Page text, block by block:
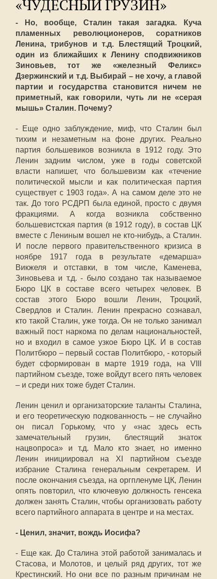
«ЧУДЕСНЫЙ ГРУЗИН»
- Но, вообще, Сталин такая загадка. Куча
пламенных революционеров, соратников
Ленина, трибунов и т.д. Блестящий Троцкий,
один из ближайших к Ленину сподвижников
Зиновьев, тот же «железный Феликс»
Дзержинский и т.д. Выбирай – не хочу, а главой
партии и государства становится ничем не
приметный, как говорили, чуть ли не «серая
мышь» Сталин. Почему?
- Еще одно заблуждение, миф, что Сталин был
тихим и незаметным на фоне других. Реально
партия большевиков возникла в 1912 году. Это
Ленин задним числом, уже в годы советской
власти напишет, что большевизм как «течение
политической мысли и как политическая партия
существует с 1903 года». А на самом деле это не
так. До того РСДРП была единой, просто с двумя
фракциями. А когда возникла собственно
большевистская партия (в 1912 году), в состав ЦК
вместе с Лениным вошел не кто-нибудь, а Сталин.
И после первого правительственного кризиса в
ноябре 1917 года в результате «демарша»
Викжеля и отставки, в том числе, Каменева,
Зиновьева и т.д. - было создано так называемое
Бюро ЦК в составе всего четырех человек. В
состав этого Бюро вошли Ленин, Троцкий,
Свердлов и Сталин. Ленин прекрасно сознавал,
кто такой Сталин, уже тогда. Он не только занимал
важный пост наркома по делам национальностей,
но и входил в самое узкое Бюро ЦК. И в состав
Политбюро – первый состав Политбюро, - который
будет сформирован в марте 1919 года, на VIII
партийном съезде, тоже войдут всего пять человек
– и среди них тоже будет Сталин.
Ленин ценил и организаторские таланты Сталина,
и его теоретическую подкованность – не случайно
он писал Горькому, что у «нас здесь есть
замечательный грузин, блестящий знаток
нацвопроса» и т.д. Мало кто знает, но именно
Ленин инициировал на XI партийном съезде
избрание Сталина генеральным секретарем. И
после окончания съезда, на оргпленуме ЦК, Ленин
опять повторил, что ключевую должность генсека
должен занять Сталин, чтобы организовать работу
всего партийного аппарата в центре и на местах.
- Ценил, значит, вождь Иосифа?
- Еще как. До Сталина этой работой занималась и
Стасова, и Молотов, и целый ряд других, тот же
Крестинский. Но они все по разным причинам не